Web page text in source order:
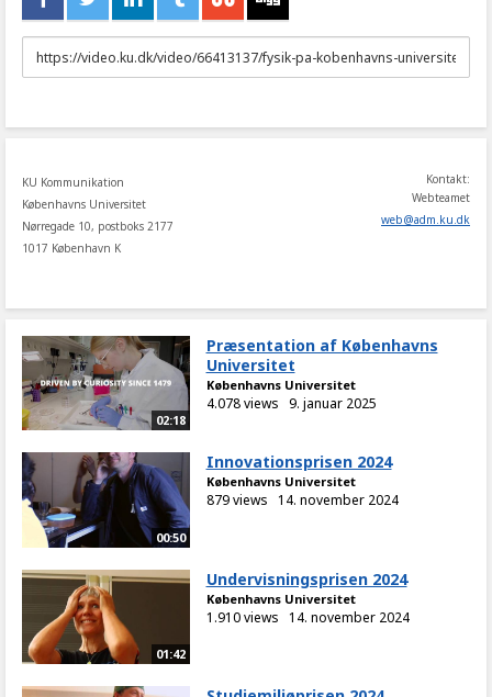
URL
to
KU Kommunikation
Københavns Universitet
Nørregade 10, postboks 2177
1017 København K
Kontakt:
Webteamet
web@adm.ku.dk
02:18
Præsentation af Københavns
Universitet
Københavns Universitet
4.078 views 9. januar 2025
00:50
Innovationsprisen 2024
Københavns Universitet
879 views 14. november 2024
01:42
Undervisningsprisen 2024
Københavns Universitet
1.910 views 14. november 2024